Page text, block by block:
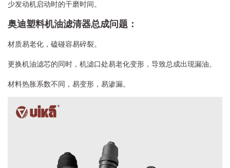
少发动机启动时的干磨时间。
奥迪塑料机油滤清器总成问题：
材质易老化，磕碰容易碎裂。
更换机油滤芯的同时，机滤口处易老化变形，导致总成出现漏油。
材料热胀系数不同，易变形，易渗漏。